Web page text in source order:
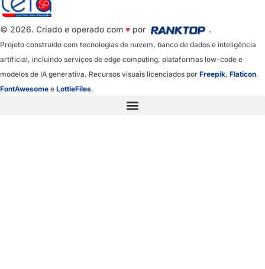
© 2026. Criado e operado com ♥ por .
Projeto construído com tecnologias de nuvem, banco de dados e inteligência
artificial, incluindo serviços de edge computing, plataformas low-code e
modelos de IA generativa. Recursos visuais licenciados por Freepik, Flaticon,
FontAwesome e LottieFiles.